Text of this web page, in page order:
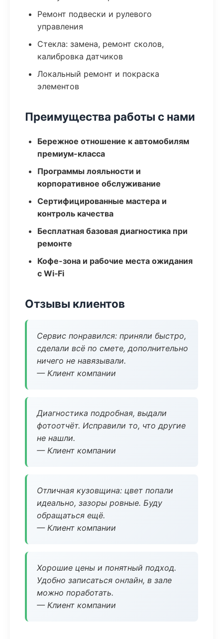
Ремонт подвески и рулевого
управления
Стекла: замена, ремонт сколов,
калибровка датчиков
Локальный ремонт и покраска
элементов
Преимущества работы с нами
Бережное отношение к автомобилям
премиум-класса
Программы лояльности и
корпоративное обслуживание
Сертифицированные мастера и
контроль качества
Бесплатная базовая диагностика при
ремонте
Кофе-зона и рабочие места ожидания
с Wi‑Fi
Отзывы клиентов
Сервис понравился: приняли быстро,
сделали всё по смете, дополнительно
ничего не навязывали.
— Клиент компании
Диагностика подробная, выдали
фотоотчёт. Исправили то, что другие
не нашли.
— Клиент компании
Отличная кузовщина: цвет попали
идеально, зазоры ровные. Буду
обращаться ещё.
— Клиент компании
Хорошие цены и понятный подход.
Удобно записаться онлайн, в зале
можно поработать.
— Клиент компании